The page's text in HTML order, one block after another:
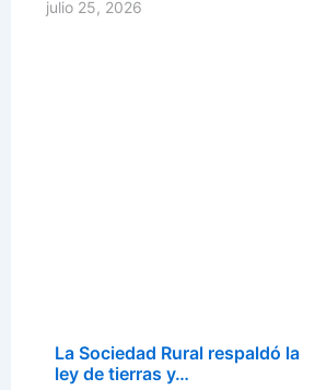
julio 25, 2026
La Sociedad Rural respaldó la
ley de tierras y…